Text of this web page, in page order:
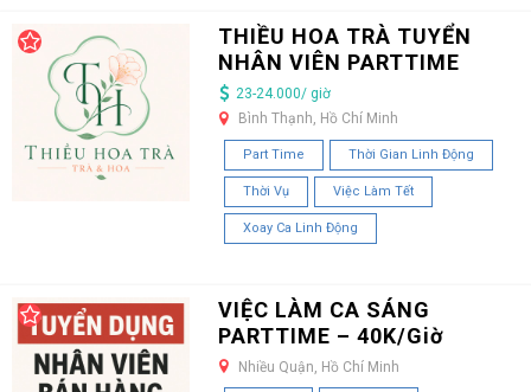
THIỀU HOA TRÀ TUYỂN
NHÂN VIÊN PARTTIME
23-24.000/ giờ
Bình Thạnh, Hồ Chí Minh
Part Time Thời Gian Linh Động
Thời Vụ Việc Làm Tết
Xoay Ca Linh Động
VIỆC LÀM CA SÁNG
PARTTIME – 40K/Giờ
Nhiều Quận, Hồ Chí Minh